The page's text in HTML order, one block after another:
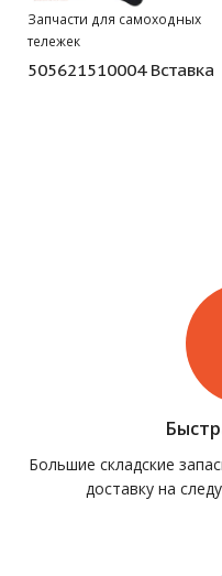
Запчасти для самоходных
тележек
505621510004 Вставка
Большие складские
доставку на